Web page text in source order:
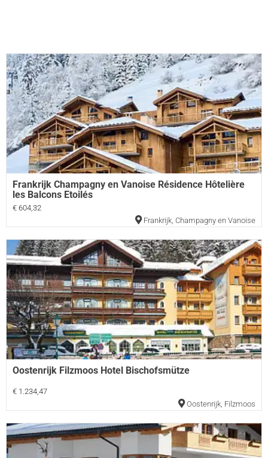
Frankrijk Champagny en Vanoise Résidence Hôtelière
les Balcons Etoilés
€ 604,32
Frankrijk Champagny en Vanoise
Oostenrijk Filzmoos Hotel Bischofsmütze
€ 1.234,47
Oostenrijk Filzmoos